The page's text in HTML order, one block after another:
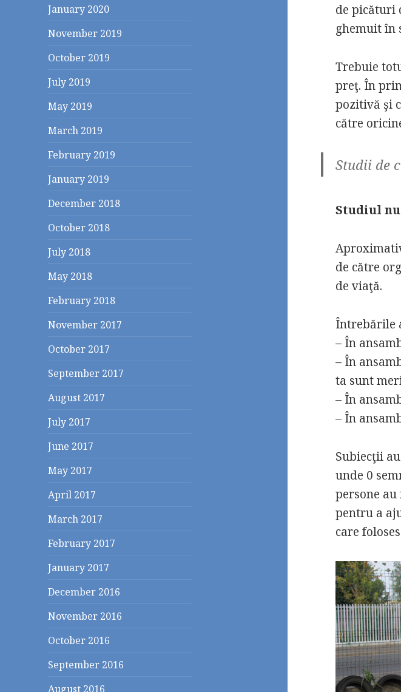
January 2020
November 2019
October 2019
July 2019
May 2019
March 2019
February 2019
January 2019
December 2018
October 2018
July 2018
May 2018
February 2018
November 2017
October 2017
September 2017
August 2017
July 2017
June 2017
May 2017
April 2017
March 2017
February 2017
January 2017
December 2016
November 2016
October 2016
September 2016
August 2016
de picături
ghemuit în
Trebuie
preţ. În
pozitivă şi
către
Studii de
Studiul
de către
de viaţă.
Întrebările
– În
– În
ta sunt
– În
– În
Subiecţii
unde 0
persone
pentru a
care